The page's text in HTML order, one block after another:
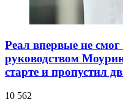
Реал впервые не
руководством
старте и пропустил
10 562